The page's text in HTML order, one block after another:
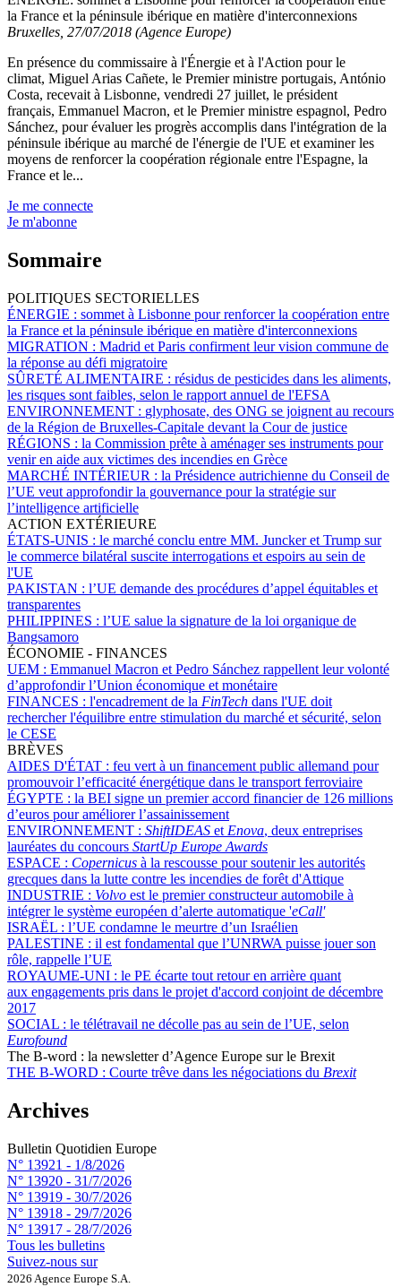
la France et la péninsule ibérique en matière d'interconnexions
Bruxelles, 27/07/2018 (Agence Europe)
En présence du commissaire à l'Énergie et à l'Action pour le
climat, Miguel Arias Cañete, le Premier ministre portugais, António
Costa, recevait à Lisbonne, vendredi 27 juillet, le président
français, Emmanuel Macron, et le Premier ministre espagnol, Pedro
Sánchez, pour évaluer les progrès accomplis dans l'intégration de la
péninsule ibérique au marché de l'énergie de l'UE et examiner les
moyens de renforcer la coopération régionale entre l'Espagne, la
France et le...
Je me connecte
Je m'abonne
Sommaire
POLITIQUES SECTORIELLES
ÉNERGIE : sommet à Lisbonne pour renforcer la coopération entre
la France et la péninsule ibérique en matière d'interconnexions
MIGRATION : Madrid et Paris confirment leur vision commune de
la réponse au défi migratoire
SÛRETÉ ALIMENTAIRE : résidus de pesticides dans les aliments,
les risques sont faibles, selon le rapport annuel de l'EFSA
ENVIRONNEMENT : glyphosate, des ONG se joignent au recours
de la Région de Bruxelles-Capitale devant la Cour de justice
RÉGIONS : la Commission prête à aménager ses instruments pour
venir en aide aux victimes des incendies en Grèce
MARCHÉ INTÉRIEUR : la Présidence autrichienne du Conseil de
l’UE veut approfondir la gouvernance pour la stratégie sur
l’intelligence artificielle
ACTION EXTÉRIEURE
ÉTATS-UNIS : le marché conclu entre MM. Juncker et Trump sur
le commerce bilatéral suscite interrogations et espoirs au sein de
l'UE
PAKISTAN : l’UE demande des procédures d’appel équitables et
transparentes
PHILIPPINES : l’UE salue la signature de la loi organique de
Bangsamoro
ÉCONOMIE - FINANCES
UEM : Emmanuel Macron et Pedro Sánchez rappellent leur volonté
d’approfondir l’Union économique et monétaire
FINANCES : l'encadrement de la FinTech dans l'UE doit
rechercher l'équilibre entre stimulation du marché et sécurité, selon
le CESE
BRÈVES
AIDES D'ÉTAT : feu vert à un financement public allemand pour
promouvoir l’efficacité énergétique dans le transport ferroviaire
ÉGYPTE : la BEI signe un premier accord financier de 126 millions
d’euros pour améliorer l’assainissement
ENVIRONNEMENT : ShiftIDEAS et Enova, deux entreprises
lauréates du concours StartUp Europe Awards
ESPACE : Copernicus à la rescousse pour soutenir les autorités
grecques dans la lutte contre les incendies de forêt d'Attique
INDUSTRIE : Volvo est le premier constructeur automobile à
intégrer le système européen d’alerte automatique 'eCall'
ISRAËL : l’UE condamne le meurtre d’un Israélien
PALESTINE : il est fondamental que l’UNRWA puisse jouer son
rôle, rappelle l’UE
ROYAUME-UNI : le PE écarte tout retour en arrière quant
aux engagements pris dans le projet d'accord conjoint de décembre
2017
SOCIAL : le télétravail ne décolle pas au sein de l’UE, selon
Eurofound
The B-word : la newsletter d’Agence Europe sur le Brexit
THE B-WORD : Courte trêve dans les négociations du Brexit
Archives
Bulletin Quotidien Europe
N° 13921 - 1/8/2026
N° 13920 - 31/7/2026
N° 13919 - 30/7/2026
N° 13918 - 29/7/2026
N° 13917 - 28/7/2026
Tous les bulletins
Suivez-nous sur
2026 Agence Europe S.A.